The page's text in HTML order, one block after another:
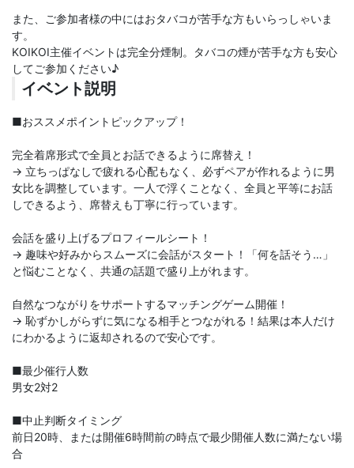
また、ご参加者様の中にはおタバコが苦手な方もいらっしゃいま
す。
KOIKOI主催イベントは完全分煙制。タバコの煙が苦手な方も安心
してご参加ください♪
イベント説明
■おススメポイントピックアップ！
完全着席形式で全員とお話できるように席替え！
→ 立ちっぱなしで疲れる心配もなく、必ずペアが作れるように男
女比を調整しています。一人で浮くことなく、全員と平等にお話
しできるよう、席替えも丁寧に行っています。
会話を盛り上げるプロフィールシート！
→ 趣味や好みからスムーズに会話がスタート！「何を話そう…」
と悩むことなく、共通の話題で盛り上がれます。
自然なつながりをサポートするマッチングゲーム開催！
→ 恥ずかしがらずに気になる相手とつながれる！結果は本人だけ
にわかるように返却されるので安心です。
■最少催行人数
男女2対2
■中止判断タイミング
前日20時、または開催6時間前の時点で最少開催人数に満たない場
合